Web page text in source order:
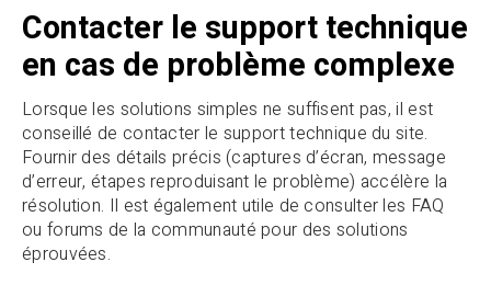
Contacter le support technique
en cas de problème complexe
Lorsque les solutions simples ne suffisent pas, il est
conseillé de contacter le support technique du site.
Fournir des détails précis (captures d’écran, message
d’erreur, étapes reproduisant le problème) accélère la
résolution. Il est également utile de consulter les FAQ
ou forums de la communauté pour des solutions
éprouvées.